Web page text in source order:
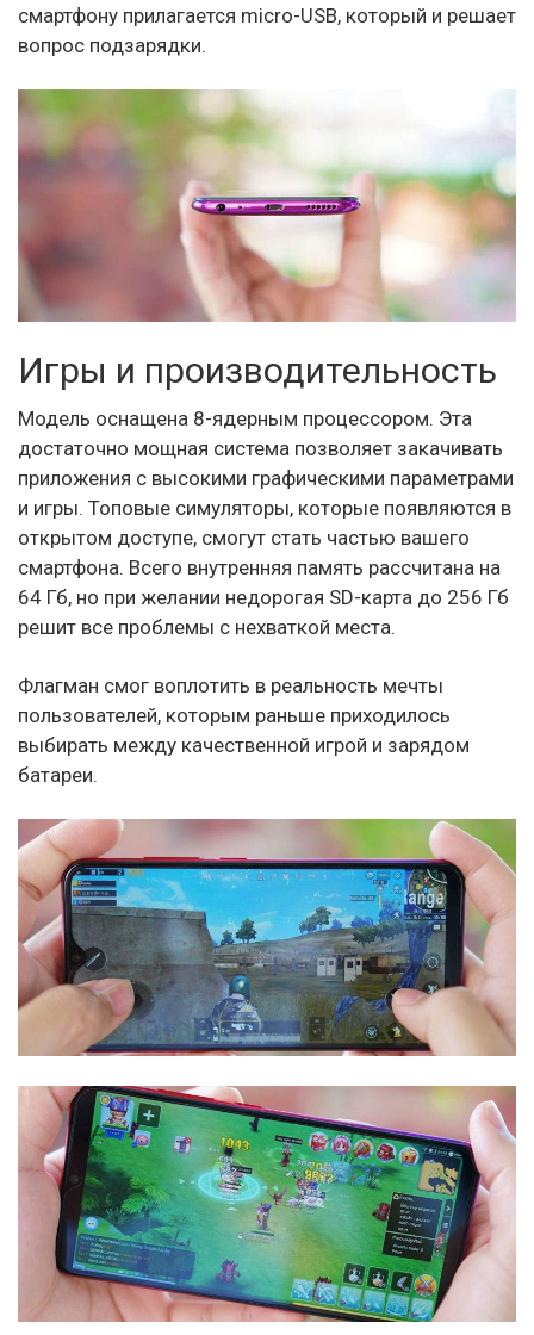
смартфону прилагается micro-USB, который и решает
вопрос подзарядки.
Игры и производительность
Модель оснащена 8-ядерным процессором. Эта
достаточно мощная система позволяет закачивать
приложения с высокими графическими параметрами
и игры. Топовые симуляторы, которые появляются в
открытом доступе, смогут стать частью вашего
смартфона. Всего внутренняя память рассчитана на
64 Гб, но при желании недорогая SD-карта до 256 Гб
решит все проблемы с нехваткой места.
Флагман смог воплотить в реальность мечты
пользователей, которым раньше приходилось
выбирать между качественной игрой и зарядом
батареи.